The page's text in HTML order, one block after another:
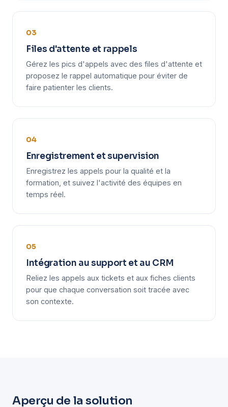
03
Files d'attente et rappels
Gérez les pics d'appels avec des files d'attente et
proposez le rappel automatique pour éviter de
faire patienter les clients.
04
Enregistrement et supervision
Enregistrez les appels pour la qualité et la
formation, et suivez l'activité des équipes en
temps réel.
05
Intégration au support et au CRM
Reliez les appels aux tickets et aux fiches clients
pour que chaque conversation soit tracée avec
son contexte.
Aperçu de la solution